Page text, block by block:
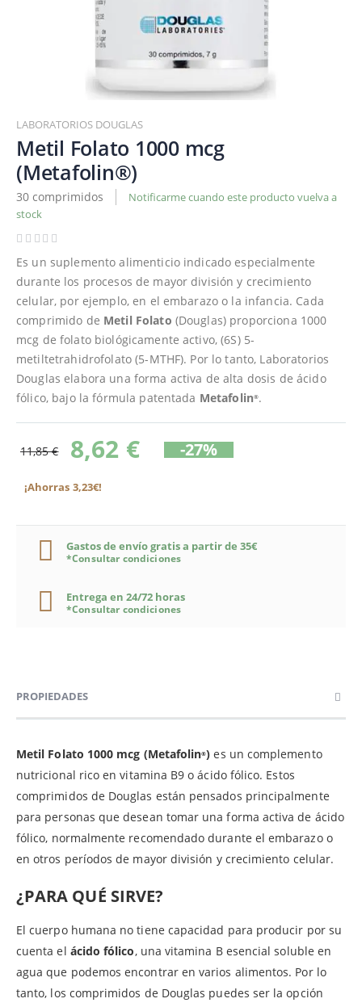
al
comienzo
de
la
galería
de
LABORATORIOS DOUGLAS
Metil Folato 1000 mcg
(Metafolin®)
30 comprimidos
Notificarme cuando este producto vuelva a
stock
Es un suplemento alimenticio indicado especialmente
durante los procesos de mayor división y crecimiento
celular, por ejemplo, en el embarazo o la infancia. Cada
comprimido de Metil Folato (Douglas) proporciona 1000
mcg de folato biológicamente activo, (6S) 5-
metiltetrahidrofolato (5-MTHF). Por lo tanto, Laboratorios
Douglas elabora una forma activa de alta dosis de ácido
fólico, bajo la fórmula patentada Metafolin®.
11,85 € 8,62 € -27%
¡Ahorras 3,23€!
Gastos de envío gratis a partir de 35€
*Consultar condiciones
Entrega en 24/72 horas
*Consultar condiciones
PROPIEDADES
Metil Folato 1000 mcg (Metafolin®)es un complemento
nutricional rico en vitamina B9 o ácido fólico. Estos
comprimidos de Douglas están pensados principalmente
para personas que desean tomar una forma activa de ácido
fólico, normalmente recomendado durante el embarazo o
en otros períodos de mayor división y crecimiento celular.
¿PARA QUÉ SIRVE?
El cuerpo humana no tiene capacidad para producir por su
cuenta el ácido fólico, una vitamina B esencial soluble en
agua que podemos encontrar en varios alimentos. Por lo
tanto, los comprimidos de Douglas puedes ser la opción